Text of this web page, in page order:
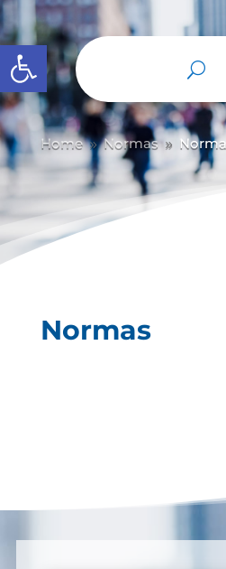
Abrir barra de herramientas
Home 9 Normas 9
Normas